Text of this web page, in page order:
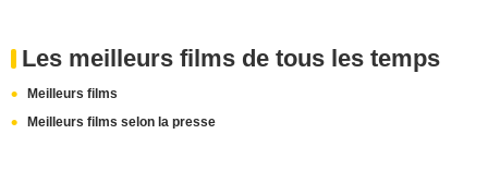
Les meilleurs films de tous les temps
Meilleurs films
Meilleurs films selon la presse